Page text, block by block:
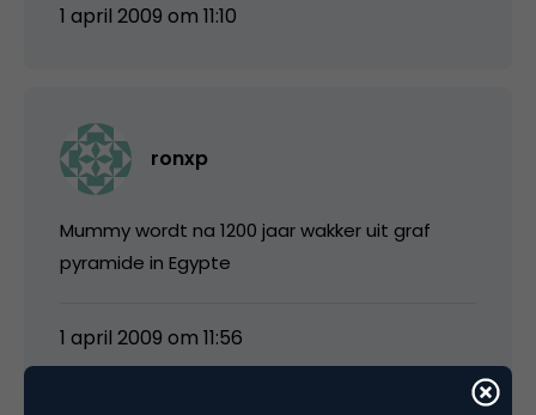
1 april 2009 om 11:10
ronxp
Mummy wordt na 1200 jaar wakker uit graf
pyramide in Egypte
1 april 2009 om 11:56